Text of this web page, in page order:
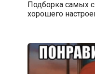
Подборка самых
хорошего